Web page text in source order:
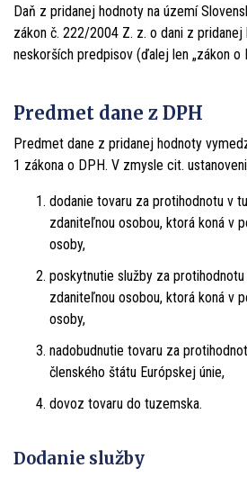
Daň z pridanej hodnoty na území
zákon č. 222/2004 Z. z. o dani z pridanej
neskorších predpisov (ďalej len „zákon o
Predmet dane z DPH
Predmet dane z pridanej hodnoty
1 zákona o DPH. V zmysle cit.
dodanie tovaru za protihodnotu v
zdaniteľnou osobou, ktorá koná v
osoby,
poskytnutie služby za
zdaniteľnou osobou, ktorá koná v
osoby,
nadobudnutie tovaru za
členského štátu Európskej únie,
dovoz tovaru do tuzemska.
Dodanie služby